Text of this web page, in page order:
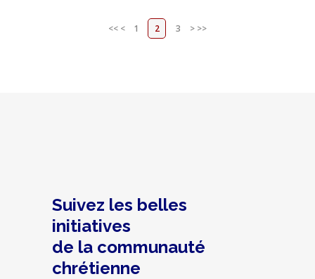
<< < 1 2 3 > >>
Suivez les belles
initiatives
de la communauté
chrétienne